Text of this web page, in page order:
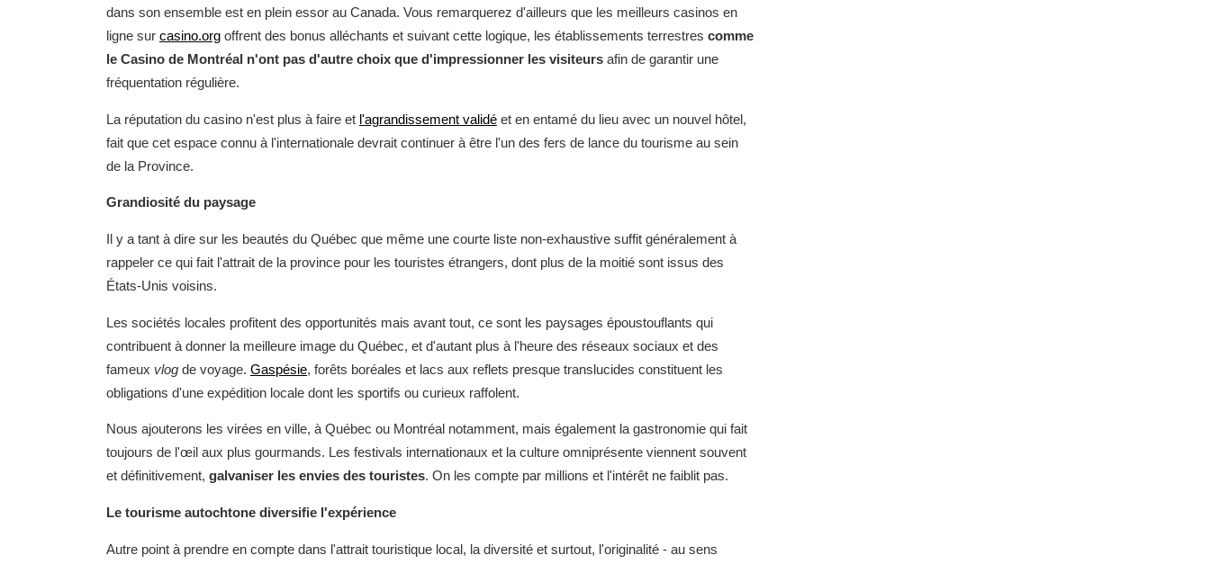
dans son ensemble est en plein essor au Canada. Vous remarquerez d'ailleurs que les meilleurs casinos en
ligne sur casino.org offrent des bonus alléchants et suivant cette logique, les établissements terrestres comme
le Casino de Montréal n'ont pas d'autre choix que d'impressionner les visiteurs afin de garantir une
fréquentation régulière.
La réputation du casino n'est plus à faire et l'agrandissement validé et en entamé du lieu avec un nouvel hôtel,
fait que cet espace connu à l'internationale devrait continuer à être l'un des fers de lance du tourisme au sein
de la Province.
Grandiosité du paysage
Il y a tant à dire sur les beautés du Québec que même une courte liste non-exhaustive suffit généralement à
rappeler ce qui fait l'attrait de la province pour les touristes étrangers, dont plus de la moitié sont issus des
États-Unis voisins.
Les sociétés locales profitent des opportunités mais avant tout, ce sont les paysages époustouflants qui
contribuent à donner la meilleure image du Québec, et d'autant plus à l'heure des réseaux sociaux et des
fameux vlog de voyage. Gaspésie, forêts boréales et lacs aux reflets presque translucides constituent les
obligations d'une expédition locale dont les sportifs ou curieux raffolent.
Nous ajouterons les virées en ville, à Québec ou Montréal notamment, mais également la gastronomie qui fait
toujours de l'œil aux plus gourmands. Les festivals internationaux et la culture omniprésente viennent souvent
et définitivement, galvaniser les envies des touristes. On les compte par millions et l'intérêt ne faiblit pas.
Le tourisme autochtone diversifie l'expérience
Autre point à prendre en compte dans l'attrait touristique local, la diversité et surtout, l'originalité - au sens